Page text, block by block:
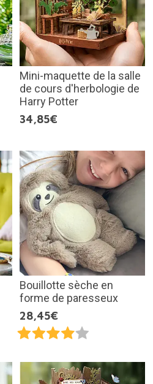
Mini-maquette de la salle
de cours d'herbologie de
Harry Potter
34,85€
Bouillotte sèche en
forme de paresseux
28,45€